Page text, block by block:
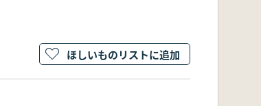
ほしいものリストに追加